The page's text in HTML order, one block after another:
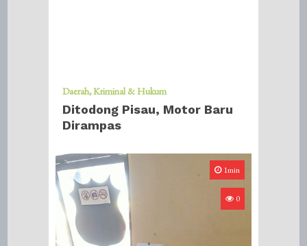
Daerah Kriminal & Hukum
Ditodong Pisau, Motor Baru
Dirampas
1min
0